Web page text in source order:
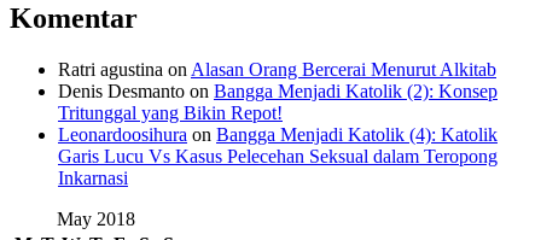
Komentar
Ratri agustina on Alasan Orang Bercerai Menurut Alkitab
Denis Desmanto on Bangga Menjadi Katolik (2): Konsep
Tritunggal yang Bikin Repot!
Leonardoosihura on Bangga Menjadi Katolik (4): Katolik
Garis Lucu Vs Kasus Pelecehan Seksual dalam Teropong
Inkarnasi
May 2018